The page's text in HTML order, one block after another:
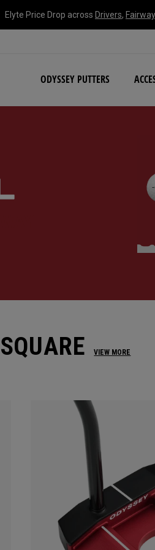
Elyte Price Drop across Drivers,
ODYSSEY PUTTERS
VIEW MORE